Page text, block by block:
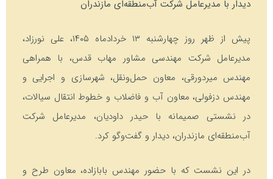
دیدار با مدیرعامل شرکت آب‌منطقه‌ای مازندران
پیش از ظهر روز چهارشنبه ۱۳ خردادماه ۱۴۰۵، علی نورزاد،
مدیرعامل شرکت مهندسی مشاور مهاب قدس، با همراهی
مهندس میردورقی، معاون حمل‌ونقل، شهرسازی و اجرایی و
مهندس دزفولی، معاون آب و فاضلاب و خطوط انتقال سیالات،
در نشستی صمیمانه با حیدر داودیان، مدیرعامل شرکت
آب‌منطقه‌ای مازندران، دیدار و گفت‌وگو کرد.
در این نشست که با حضور مهندس بابازاده، معاون طرح و